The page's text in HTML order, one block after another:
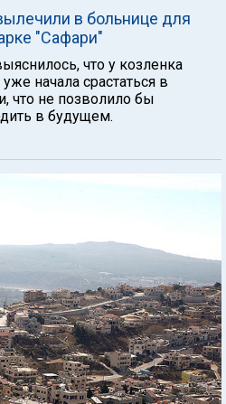
в больнице для
"Сафари"
что у козленка
начала срастаться в
что не позволило бы
в будущем.